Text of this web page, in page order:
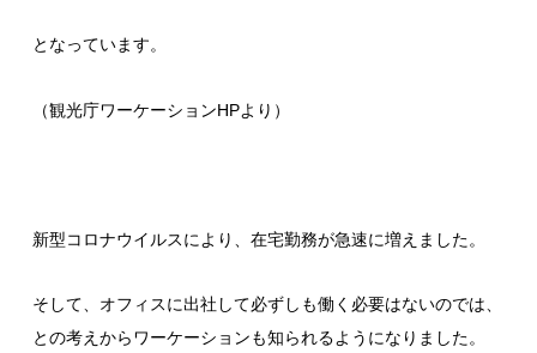
となっています。
（観光庁ワーケーションHPより ）
新型コロナウイルスにより、在宅勤務が急速に増えました。
そして、オフィスに出社して必ずしも働く必要はないのでは、
との考えからワーケーションも知られるようになりました。